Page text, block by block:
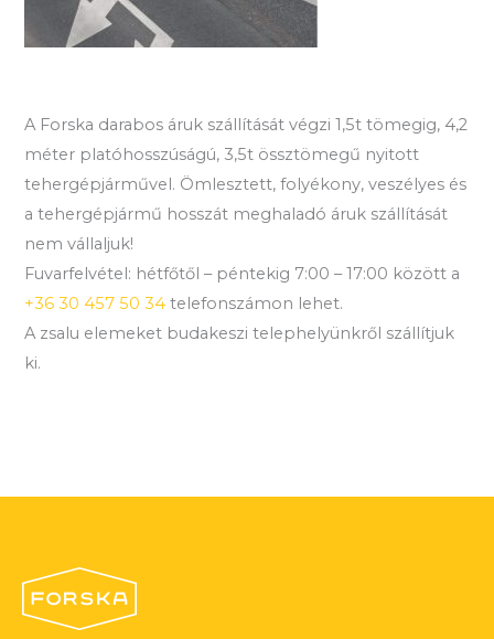
A Forska darabos áruk szállítását végzi 1,5t tömegig, 4,2
méter platóhosszúságú, 3,5t össztömegű nyitott
tehergépjárművel. Ömlesztett, folyékony, veszélyes és
a tehergépjármű hosszát meghaladó áruk szállítását
nem vállaljuk!
Fuvarfelvétel: hétfőtől – péntekig 7:00 – 17:00 között a
+36 30 457 50 34 telefonszámon lehet.
A zsalu elemeket budakeszi telephelyünkről szállítjuk
ki.